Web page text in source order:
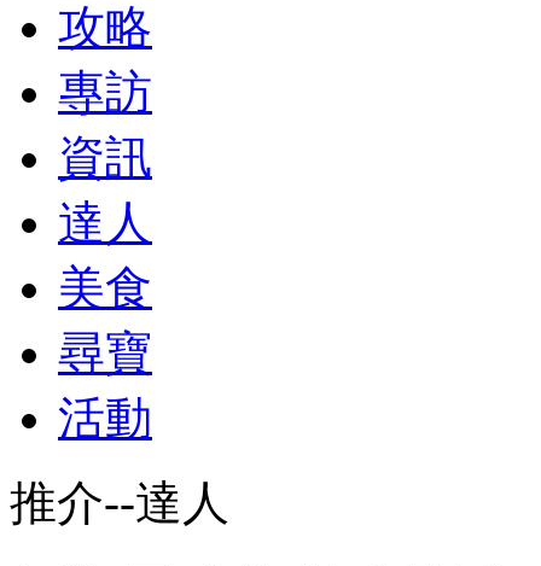
攻略
專訪
資訊
達人
美食
尋寶
活動
推介--達人